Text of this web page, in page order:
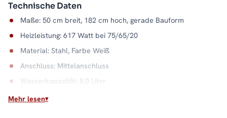
Technische Daten
Maße: 50 cm breit, 182 cm hoch, gerade Bauform
Heizleistung: 617 Watt bei 75/65/20
Material: Stahl, Farbe Weiß
Anschluss: Mittelanschluss
Wasserkapazität: 8,0 Liter
Mischbetrieb: das Beste aus zwei Welten
Mehr lesen